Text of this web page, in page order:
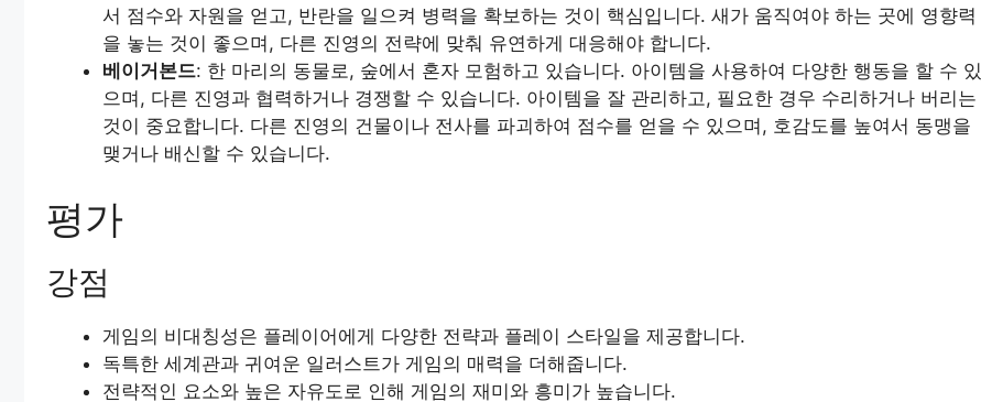
서 점수와 자원을 얻고, 반란을 일으켜 병력을 확보하는 것이 핵심입니다. 새가 움직여야 하는 곳에 영향력
을 놓는 것이 좋으며, 다른 진영의 전략에 맞춰 유연하게 대응해야 합니다.
베이거본드: 한 마리의 동물로, 숲에서 혼자 모험하고 있습니다. 아이템을 사용하여 다양한 행동을 할 수 있
으며, 다른 진영과 협력하거나 경쟁할 수 있습니다. 아이템을 잘 관리하고, 필요한 경우 수리하거나 버리는
것이 중요합니다. 다른 진영의 건물이나 전사를 파괴하여 점수를 얻을 수 있으며, 호감도를 높여서 동맹을
맺거나 배신할 수 있습니다.
평가
강점
게임의 비대칭성은 플레이어에게 다양한 전략과 플레이 스타일을 제공합니다.
독특한 세계관과 귀여운 일러스트가 게임의 매력을 더해줍니다.
전략적인 요소와 높은 자유도로 인해 게임의 재미와 흥미가 높습니다.